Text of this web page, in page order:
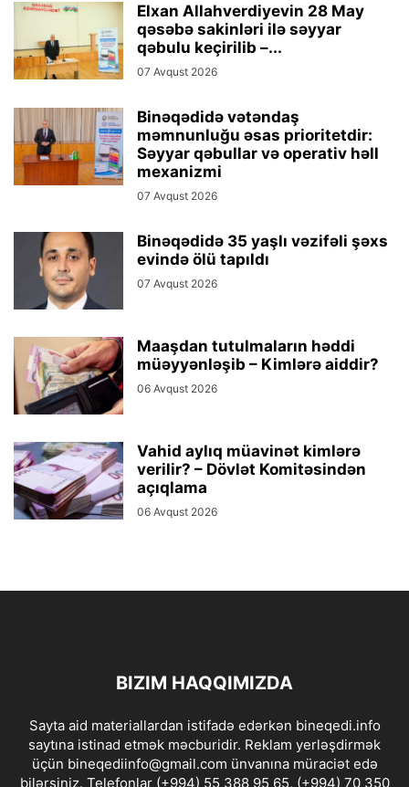
Elxan Allahverdiyevin 28 May
qəsəbə sakinləri ilə səyyar
qəbulu keçirilib –...
07 Avqust 2026
Binəqədidə vətəndaş
məmnunluğu əsas prioritetdir:
Səyyar qəbullar və operativ həll
mexanizmi
07 Avqust 2026
Binəqədidə 35 yaşlı vəzifəli şəxs
evində ölü tapıldı
07 Avqust 2026
Maaşdan tutulmaların həddi
müəyyənləşib – Kimlərə aiddir?
06 Avqust 2026
Vahid aylıq müavinət kimlərə
verilir? – Dövlət Komitəsindən
açıqlama
06 Avqust 2026
BIZIM HAQQIMIZDA
Sayta aid materiallardan istifadə edərkən bineqedi.info
saytına istinad etmək məcburidir. Reklam yerləşdirmək
üçün bineqediinfo@gmail.com ünvanına müraciət edə
bilərsiniz. Telefonlar (+994) 55 388 95 65, (+994) 70 350